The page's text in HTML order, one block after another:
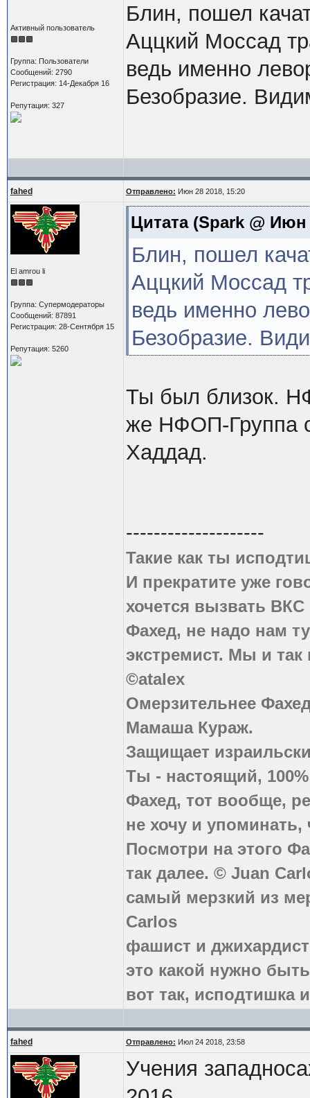
Активный пользователь
Группа: Пользователи
Сообщений: 2790
Регистрация: 14-Декабря 16
Репутация: 327
Блин, пошел
Аццкий Моссад
ведь именно
Безобразие.
fahed Отправлено: Июн 28 2018, 15:20
El amrou li
Группа: Супермодераторы
Сообщений: 87891
Регистрация: 28-Сентября 15
Репутация: 5260
Цитата(Spark @ Июн
Блин, пошел
Аццкий Моссад
ведь именно
Безобразие.
Ты был близок.
же НФОП-Группа
Хаддад.
--------------------
Такие как ты
И прекратите уже
хочется вызвать
Фахед, не надо нам
экстремист. Мы и
©atalex
Омерзительнее
Мамаша Кураж.
Защищает
Ты - настоящий,
Фахед, тот вообще,
не хочу и
Посмотри на этого
так далее. © Juan
самый мерзкий из
Carlos
фашист и
это какой нужно
вот так, исподтишка
fahed Отправлено: Июл 24 2018, 23:58
Учения